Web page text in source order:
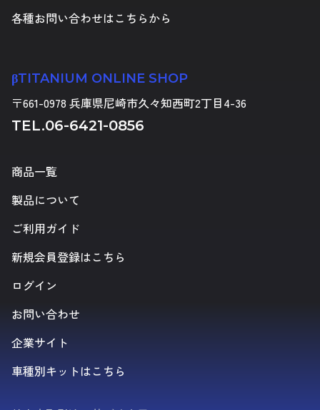
各種お問い合わせはこちらから
βTITANIUM ONLINE SHOP
〒661-0978 兵庫県尼崎市久々知西町2丁目4-36
TEL.06-6421-0856
商品一覧
製品について
ご利用ガイド
新規会員登録はこちら
ログイン
お問い合わせ
企業サイト
車種別キットはこちら